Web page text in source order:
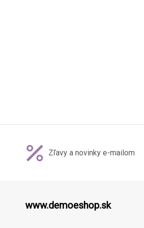
Zľavy a novinky e-mailom
www.demoeshop.sk